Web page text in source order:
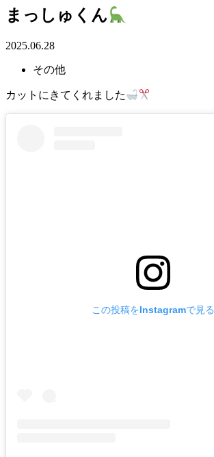
まっしゅくん
2025.06.28
その他
カットにきてくれました
この投稿をInstagramで見る